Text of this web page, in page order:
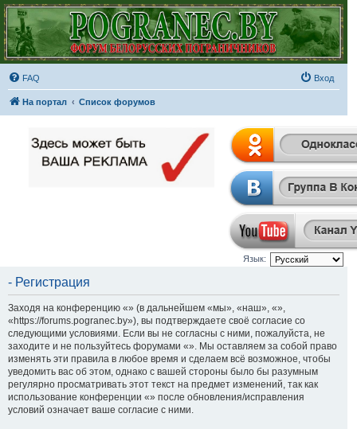
FAQ Вход
На портал Список форумов
Язык:
- Регистрация
Заходя на конференцию «» (в дальнейшем «мы», «наш», «»,
«https://forums.pogranec.by»), вы подтверждаете своё согласие со
следующими условиями. Если вы не согласны с ними, пожалуйста, не
заходите и не пользуйтесь форумами «». Мы оставляем за собой право
изменять эти правила в любое время и сделаем всё возможное, чтобы
уведомить вас об этом, однако с вашей стороны было бы разумным
регулярно просматривать этот текст на предмет изменений, так как
использование конференции «» после обновления/исправления
условий означает ваше согласие с ними.